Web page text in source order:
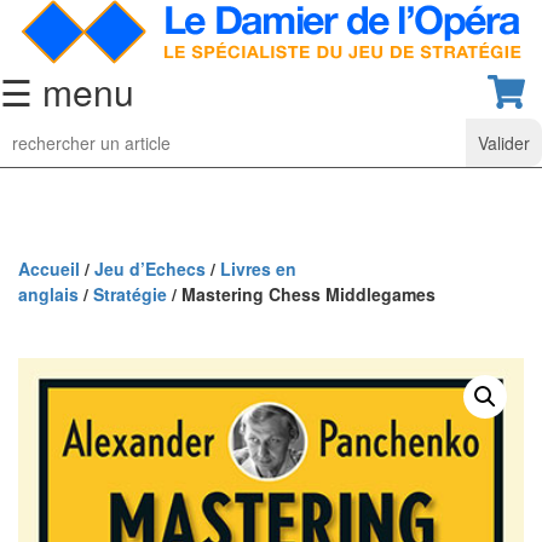
☰ menu
Jeu
d’Echecs
collection
classiques
d’échecs
Accueil / Jeu d’Echecs / Livres en
anglais / Stratégie / Mastering Chess Middlegames